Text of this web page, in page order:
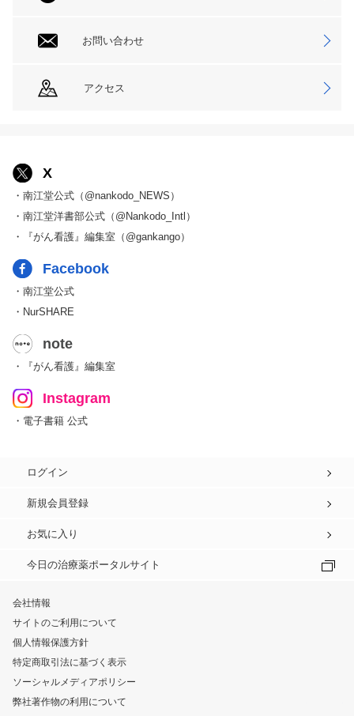
お問い合わせ
アクセス
X
・南江堂公式（@nankodo_NEWS）
・南江堂洋書部公式（@Nankodo_Intl）
・『がん看護』編集室（@gankango）
Facebook
・南江堂公式
・NurSHARE
note
・『がん看護』編集室
Instagram
・電子書籍 公式
ログイン
新規会員登録
お気に入り
今日の治療薬ポータルサイト
会社情報
サイトのご利用について
個人情報保護方針
特定商取引法に基づく表示
ソーシャルメディアポリシー
弊社著作物の利用について